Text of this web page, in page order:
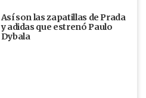
Así son las zapatillas de Prada
y adidas que estrenó Paulo
Dybala